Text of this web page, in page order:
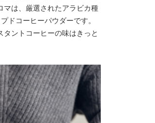
マは、厳選されたアラビカ種
ドコーヒーパウダーです。
ントコーヒーの味はきっと